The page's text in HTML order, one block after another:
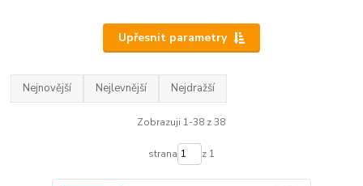
Upřesnit parametry
Nejnovější Nejlevnější Nejdražší
Zobrazuji 1-38 z 38
strana z 1